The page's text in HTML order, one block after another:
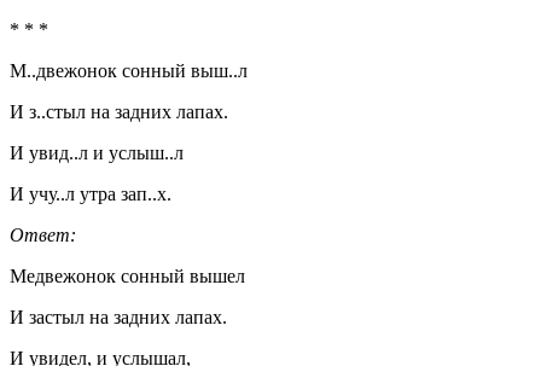
* * *
М..двежонок сонный выш..л
И з..стыл на задних лапах.
И увид..л и услыш..л
И учу..л утра зап..х.
Ответ:
Медвежонок сонный вышел
И застыл на задних лапах.
И увидел, и услышал,